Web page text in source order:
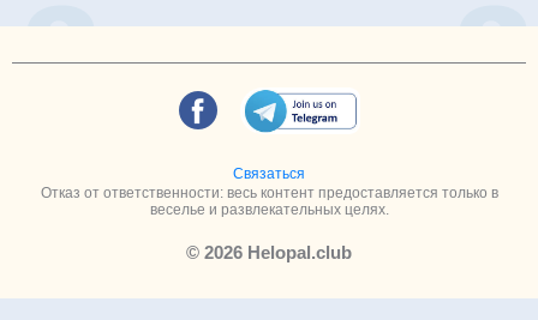
Связаться
Отказ от ответственности: весь контент предоставляется только в
веселье и развлекательных целях.
© 2026 Helopal.club